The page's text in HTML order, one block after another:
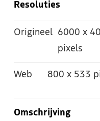
Resoluties
Origineel 6000 x
pixels
Web 800 x 533
Omschrijving